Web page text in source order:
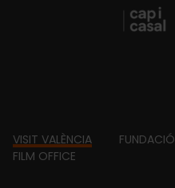
Footer
VISIT VALÈNCIA FUNDACIÓ
FILM OFFICE